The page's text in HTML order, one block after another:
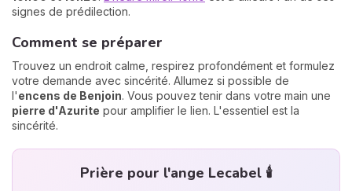
signes de prédilection.
Comment se préparer
Trouvez un endroit calme, respirez profondément et formulez
votre demande avec sincérité. Allumez si possible de
l'encens de Benjoin. Vous pouvez tenir dans votre main une
pierre d'Azurite pour amplifier le lien. L'essentiel est la
sincérité.
Prière pour l'ange Lecabel 🕯️